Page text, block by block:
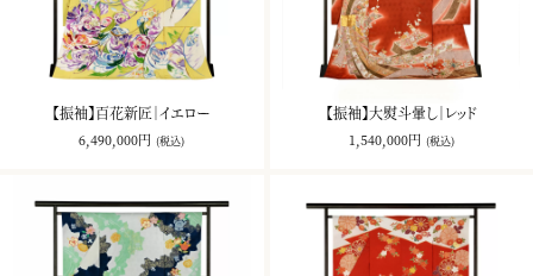
【振袖】百花新匠｜イエロー
6,490,000円 (税込)
【振袖】大熨斗暈し｜レッド
1,540,000円 (税込)